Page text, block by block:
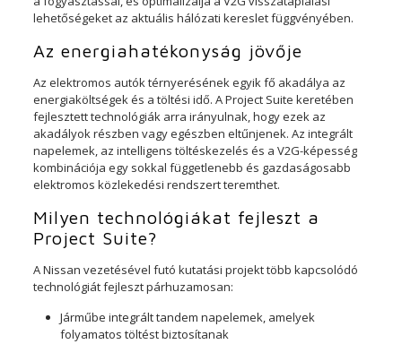
lehetőségeket az aktuális hálózati kereslet függvényében.
Az energiahatékonyság jövője
Az elektromos autók térnyerésének egyik fő akadálya az
energiaköltségek és a töltési idő. A Project Suite keretében
fejlesztett technológiák arra irányulnak, hogy ezek az
akadályok részben vagy egészben eltűnjenek. Az integrált
napelemek, az intelligens töltéskezelés és a V2G-képesség
kombinációja egy sokkal függetlenebb és gazdaságosabb
elektromos közlekedési rendszert teremthet.
Milyen technológiákat fejleszt a
Project Suite?
A Nissan vezetésével futó kutatási projekt több kapcsolódó
technológiát fejleszt párhuzamosan:
Járműbe integrált tandem napelemek, amelyek
folyamatos töltést biztosítanak